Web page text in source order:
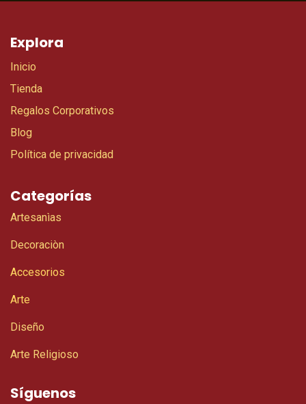
Explora
Inicio
Tienda
Regalos Corporativos
Blog
Política de privacidad
Categorías
Artesanìas
Decoraciòn
Accesorios
Arte
Diseño
Arte Religioso
Síguenos